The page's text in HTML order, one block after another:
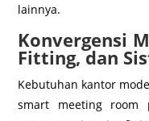
lainnya.
Konvergensi
Fitting, dan
Kebutuhan kantor
smart meeting room